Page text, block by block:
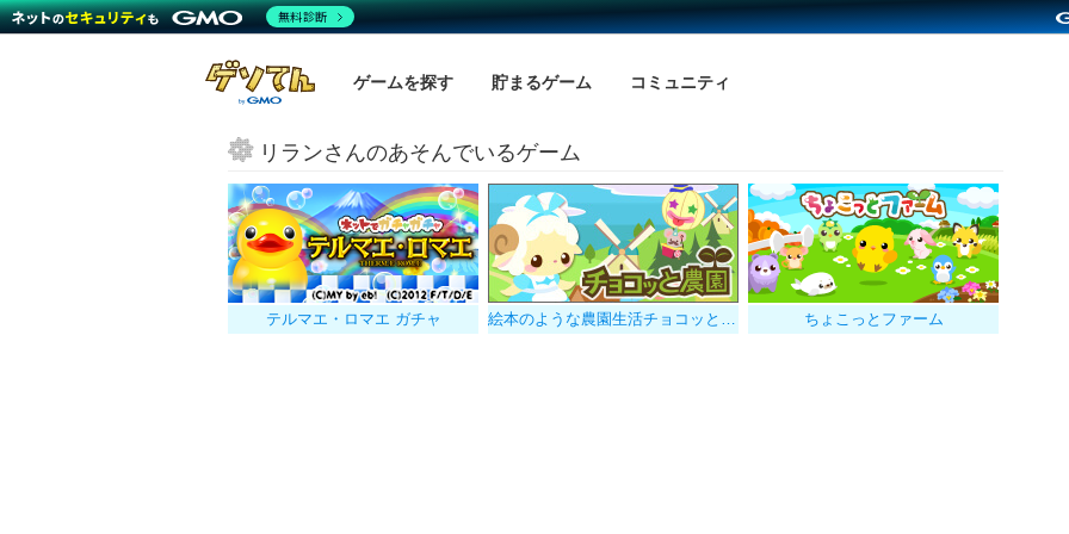
ゲームを探す 貯まるゲーム コミュニティ
リランさんのあそんでいるゲーム
テルマエ・ロマエ ガチャ 絵本のような農園生活チョコッと農園 ちょこっとファーム
無料診断